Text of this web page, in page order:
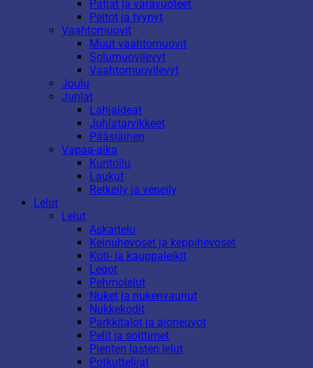
Patjat ja varavuoteet
Peitot ja tyynyt
Vaahtomuovit
Muut vaahtomuovit
Solumuovilevyt
Vaahtomuovilevyt
Joulu
Juhlat
Lahjaideat
Juhlatarvikkeet
Pääsiäinen
Vapaa-aika
Kuntoilu
Laukut
Retkeily ja veneily
Lelut
Lelut
Askartelu
Keinuhevoset ja keppihevoset
Koti- ja kauppaleikit
Legot
Pehmolelut
Nuket ja nukenvaunut
Nukkekodit
Parkkitalot ja ajoneuvot
Pelit ja soittimet
Pienten lasten lelut
Potkuttelijat